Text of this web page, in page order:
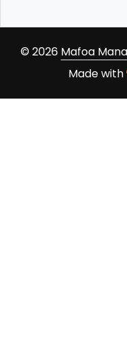
© 2026 Mafoa
Made with